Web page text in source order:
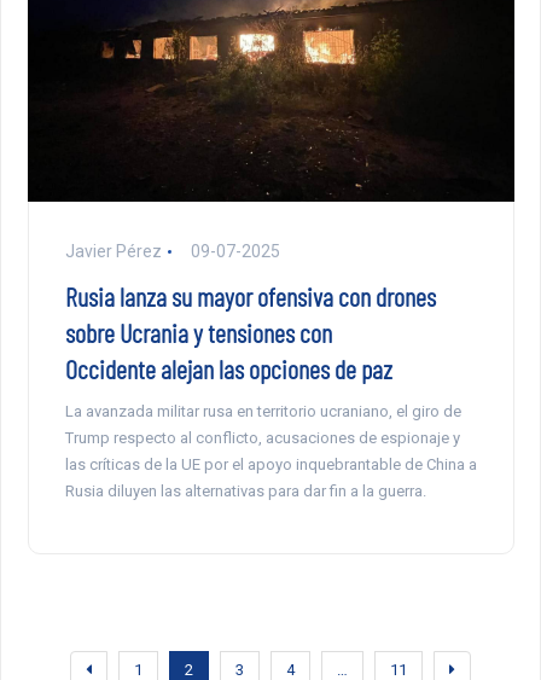
Javier Pérez 09-07-2025
Rusia lanza su mayor ofensiva con drones
sobre Ucrania y tensiones con
Occidente alejan las opciones de paz
La avanzada militar rusa en territorio ucraniano, el giro de
Trump respecto al conflicto, acusaciones de espionaje y
las críticas de la UE por el apoyo inquebrantable de China a
Rusia diluyen las alternativas para dar fin a la guerra.
1 2 3 4 … 11